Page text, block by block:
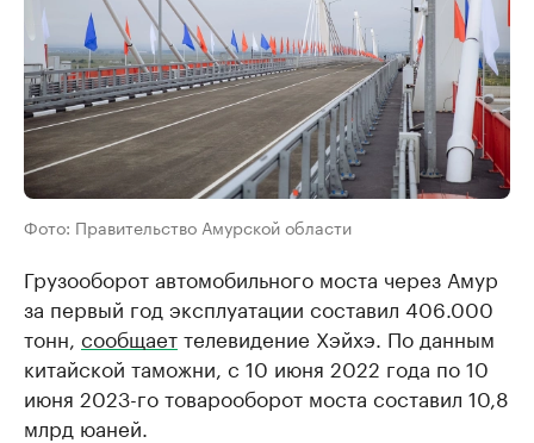
Фото: Правительство Амурской области
Грузооборот автомобильного моста через Амур
за первый год эксплуатации составил 406.000
тонн, сообщаеттелевидение Хэйхэ. По данным
китайской таможни, с 10 июня 2022 года по 10
июня 2023-го товарооборот моста составил 10,8
млрд юаней.